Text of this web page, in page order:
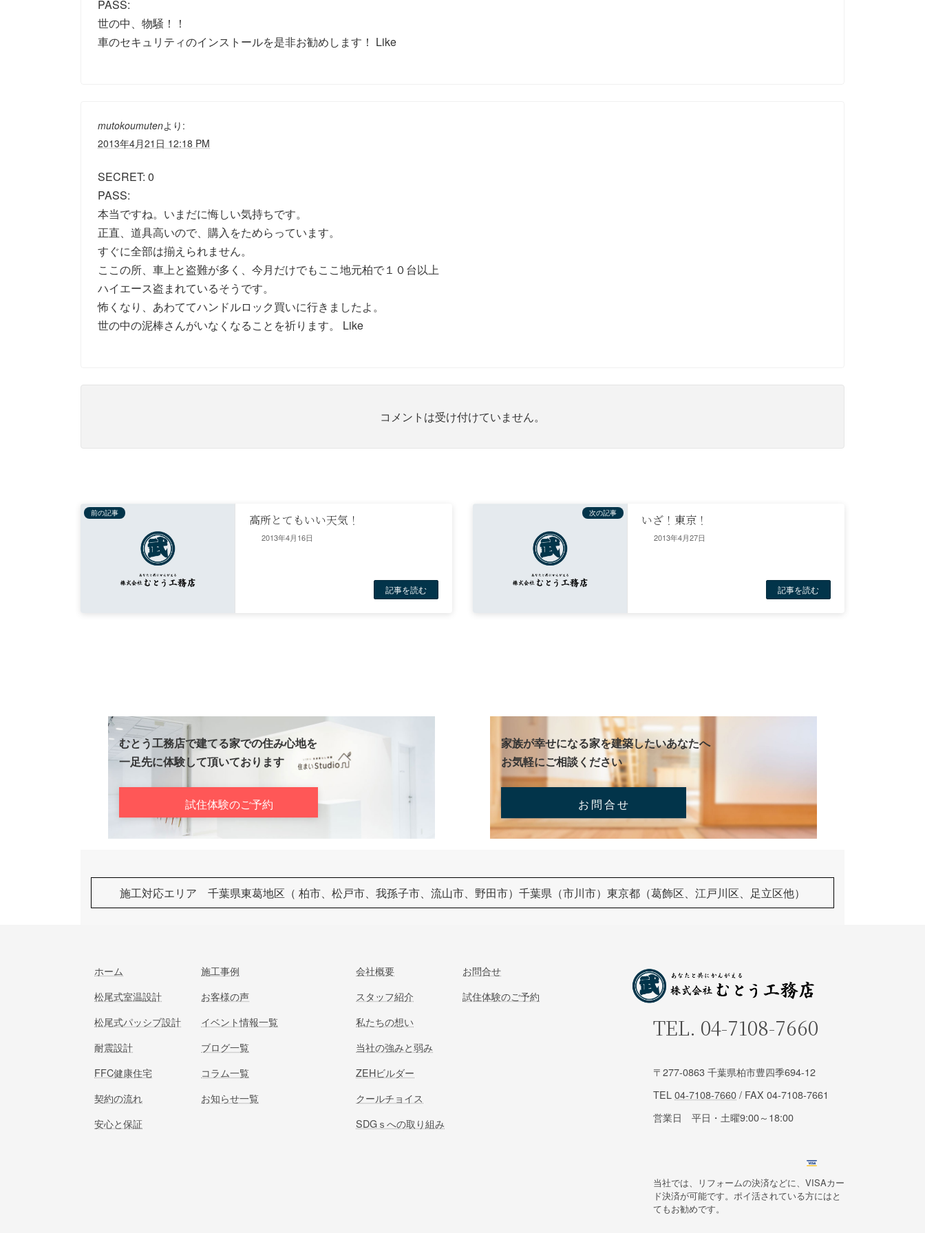
PASS:
世の中、物騒！！
車のセキュリティのインストールを是非お勧めします！ Like
mutokoumutenより:
2013年4月21日 12:18 PM
SECRET: 0
PASS:
本当ですね。いまだに悔しい気持ちです。
正直、道具高いので、購入をためらっています。
すぐに全部は揃えられません。
ここの所、車上と盗難が多く、今月だけでもここ地元柏で１０台以上
ハイエース盗まれているそうです。
怖くなり、あわててハンドルロック買いに行きましたよ。
世の中の泥棒さんがいなくなることを祈ります。 Like
コメントは受け付けていません。
前の記事 高所とてもいい天気！
2013年4月16日
記事を読む
次の記事 いざ！東京！
2013年4月27日
記事を読む
むとう工務店で建てる家での住み心地を
一足先に体験して頂いております
試住体験のご予約
家族が幸せになる家を建築したいあなたへ
お気軽にご相談ください
お問合せ
施工対応エリア 千葉県東葛地区（ 柏市、松戸市、我孫子市、流山市、野田市）千葉県（市川市）東京都（葛飾区、江戸川区、足立区他）
ホーム
松尾式室温設計
松尾式パッシブ設計
耐震設計
FFC健康住宅
契約の流れ
安心と保証
施工事例
お客様の声
イベント情報一覧
ブログ一覧
コラム一覧
お知らせ一覧
会社概要
スタッフ紹介
私たちの想い
当社の強みと弱み
ZEHビルダー
クールチョイス
SDGｓへの取り組み
お問合せ
試住体験のご予約
TEL. 04-7108-7660
〒277-0863 千葉県柏市豊四季694-12
TEL 04-7108-7660/ FAX 04-7108-7661
営業日 平日・土曜9:00～18:00
当社では、リフォームの決済などに、VISAカー
ド決済が可能です。ポイ活されている方にはと
てもお勧めです。